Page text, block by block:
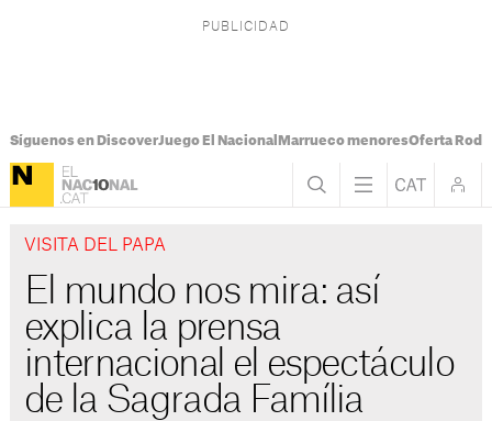
Síguenos en DiscoverJuego El Nacional Marrueco menoresOferta
VISITA DEL PAPA
El mundo nos mira: así
explica la prensa
internacional el espectáculo
de la Sagrada Família